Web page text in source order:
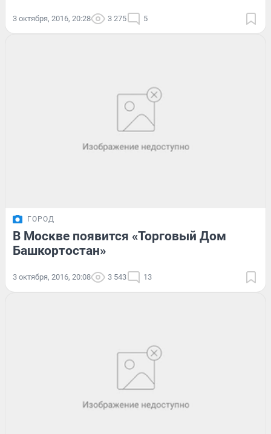
3 октября, 2016, 20:28 3 275 5
ГОРОД
В Москве появится «Торговый Дом
Башкортостан»
3 октября, 2016, 20:08 3 543 13